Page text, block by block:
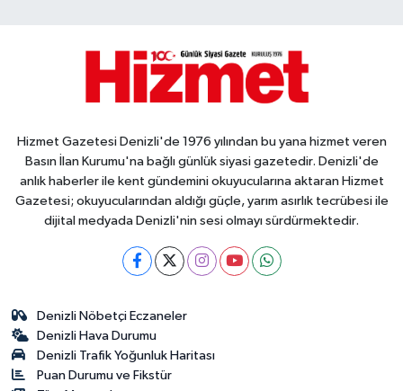
Hizmet Gazetesi Denizli'de 1976 yılından bu yana hizmet veren
Basın İlan Kurumu'na bağlı günlük siyasi gazetedir. Denizli'de
anlık haberler ile kent gündemini okuyucularına aktaran Hizmet
Gazetesi; okuyucularından aldığı güçle, yarım asırlık tecrübesi ile
dijital medyada Denizli'nin sesi olmayı sürdürmektedir.
Denizli Nöbetçi Eczaneler
Denizli Hava Durumu
Denizli Trafik Yoğunluk Haritası
Puan Durumu ve Fikstür